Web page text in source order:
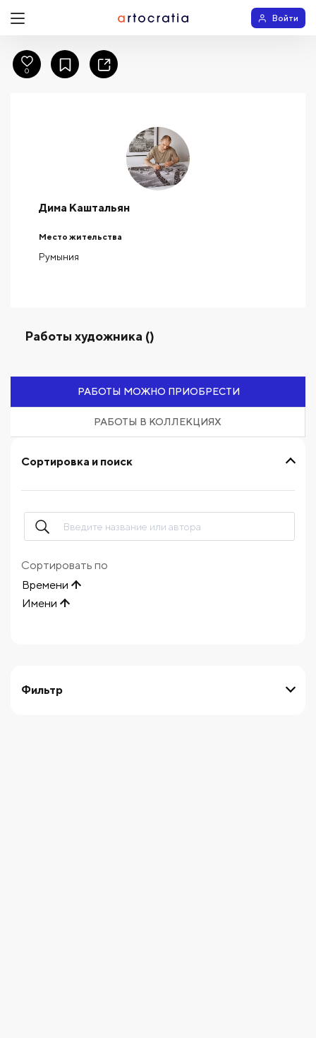
Войти
Дима Каштальян
Место жительства
Румыния
Работы художника ()
РАБОТЫ МОЖНО ПРИОБРЕСТИ
РАБОТЫ В КОЛЛЕКЦИЯХ
Фильтр
Сортировка и поиск
Сортировать по
Времени
Имени
0